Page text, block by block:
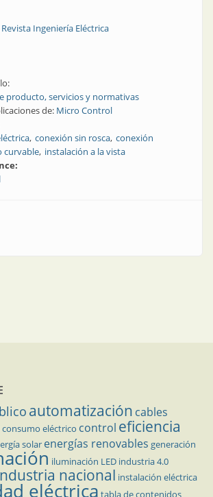
Revista Ingeniería Eléctrica
producto, servicios y normativas
de: Micro Control
conexión sin rosca conexión
curvable instalación a la vista
Canalizaciones eléctricas sin rosca
automatización cables
consumo eléctrico control eficiencia
solar energías renovables generación
iluminación LED industria 4.0
nacional instalación eléctrica
eléctrica tabla de contenidos